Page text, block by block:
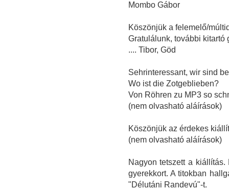
Mombo Gábor
Köszönjük a felemelő/
Gratulálunk, további kitartó
.... Tibor, Göd
Sehrinteressant, wir sind
Wo ist die Zotgeblieben?
Von Röhren zu MP3 so
(nem olvasható aláírások)
Köszönjük az érdekes
(nem olvasható aláírások)
Nagyon tetszett a
gyerekkort. A titokban
"Délutáni Randevú"-t.